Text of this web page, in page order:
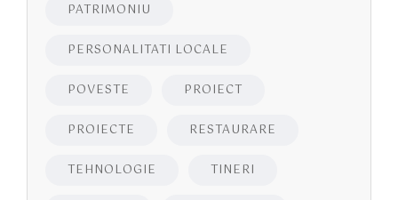
PATRIMONIU
PERSONALITATI LOCALE
POVESTE PROIECT
PROIECTE RESTAURARE
TEHNOLOGIE TINERI